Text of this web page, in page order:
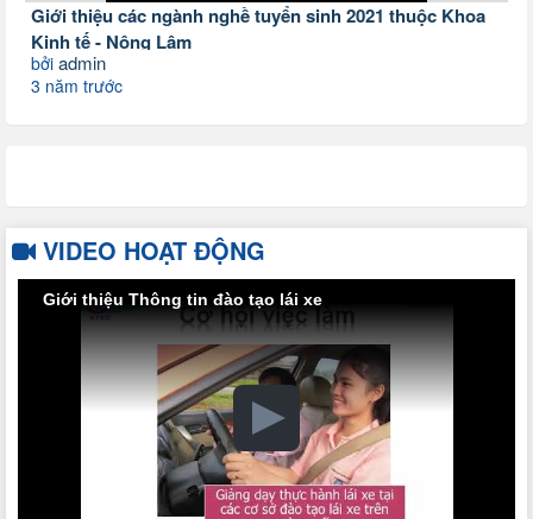
Giới thiệu các ngành nghề tuyển sinh 2021 thuộc Khoa
Kinh tế - Nông Lâm
bởi admin
3 năm trước
VIDEO HOẠT ĐỘNG
Giới thiệu Thông tin đào tạo lái xe